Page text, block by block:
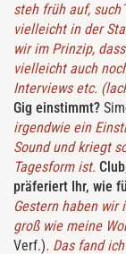
steh früh auf,
vielleicht in der
wir im Prinzip,
vielleicht auch
Interviews etc.
Gig einstimmt?
irgendwie ein
Sound und kriegt
Tagesform ist.
präferiert Ihr, wie
Gestern haben wir
groß wie meine
Verf.). Das fand